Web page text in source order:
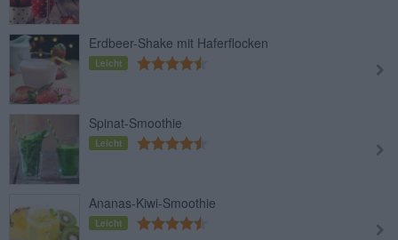
Erdbeer-Shake mit Haferflocken
Leicht
Spinat-Smoothie
Leicht
Ananas-Kiwi-Smoothie
Leicht